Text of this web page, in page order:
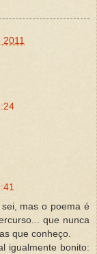
mas o poema é
que nunca
que conheço.
igualmente bonito: